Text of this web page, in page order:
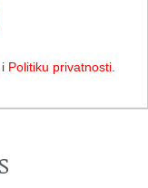
i Politiku privatnosti.